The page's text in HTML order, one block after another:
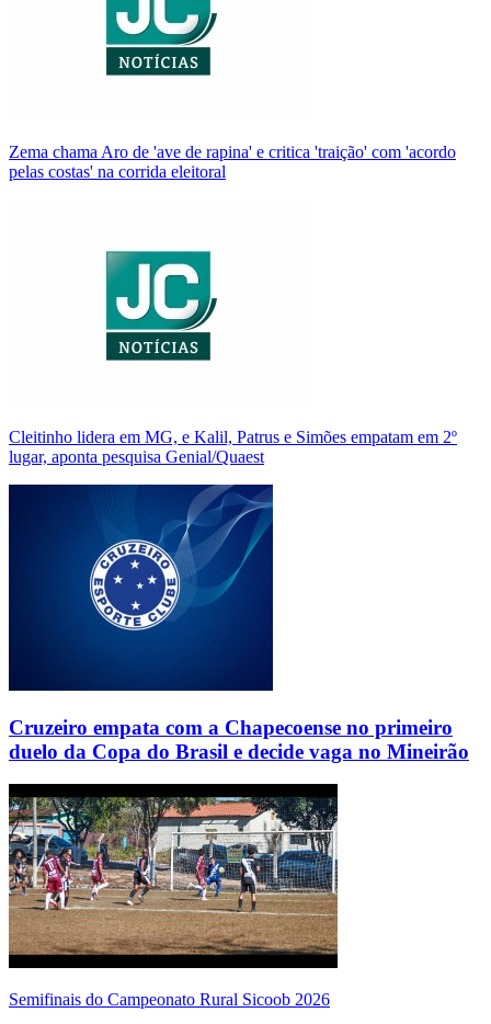
Zema chama Aro de 'ave de rapina' e critica 'traição' com 'acordo
pelas costas' na corrida eleitoral
Cleitinho lidera em MG, e Kalil, Patrus e Simões empatam em 2º
lugar, aponta pesquisa Genial/Quaest
Cruzeiro empata com a Chapecoense no primeiro
duelo da Copa do Brasil e decide vaga no Mineirão
Semifinais do Campeonato Rural Sicoob 2026